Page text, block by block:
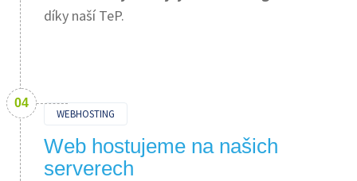
díky naší TeP.
WEBHOSTING
Web hostujeme na našich
serverech